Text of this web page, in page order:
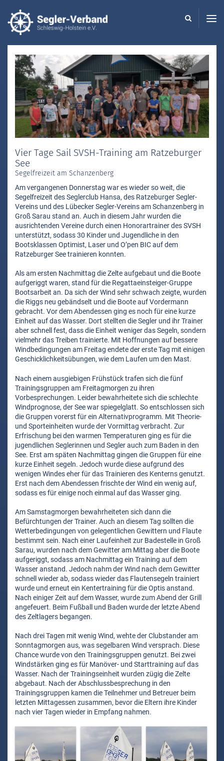
Vier Tage Sail SVSH-Training am Ratzeburger
See
Segelfreizeit am Schanzenberg
Am vergangenen Donnerstag war es wieder so weit, die
Segelfreizeit des Seglerclub Hansa, des Ratzeburger Segler-
Vereins und des Lübecker Segler-Vereins am Schanzenberg in
Groß Sarau stand an. Auch in diesem Jahr wurden die
ausrichtenden Vereine durch einen Honorartrainer des SVSH
unterstützt, sodass 30 Kinder und Jugendliche in den
Bootsklassen Optimist, Laser und O’pen BIC auf dem
Ratzeburger See trainieren konnten.
Als am ersten Nachmittag die Zelte aufgebaut und die Boote
aufgeriggt waren, stand für die Regattaeinsteiger-Gruppe
Bootsarbeit an. Da sich der Wind sehr schwach zeigte, wurden
die Riggs neu gebändselt und die Boote auf Vordermann
gebracht. Vor dem Abendessen ging es noch für eine kurze
Einheit auf das Wasser. Dort stellten die Segler und ihr Trainer
aber schnell fest, dass die Einheit weniger das Segeln, sondern
vielmehr das Treiben trainierte. Mit Hoffnungen auf bessere
Windbedingungen am Freitag endete der erste Tag mit einigen
Geschicklichkeitsübungen, wie dem Laufen um den Mast.
Nach einem ausgiebigen Frühstück trafen sich die fünf
Trainingsgruppen am Freitagmorgen zu ihren
Vorbesprechungen. Leider bewahrheitete sich die schlechte
Windprognose, der See war spiegelglatt. So entschlossen sich
die Gruppen vorerst für ein Alternativprogramm. Mit Theorie-
und Sporteinheiten wurde der Vormittag verbracht. Zur
Erfrischung bei den warmen Temperaturen ging es für die
jugendlichen Seglerinnen und Segler auch zum Baden in den
See. Erst am späten Nachmittag gingen die Gruppen für eine
kurze Einheit segeln. Jedoch wurde diese aufgrund des
wenigen Windes eher für das Trainieren des Kenterns genutzt.
Erst nach dem Abendessen frischte der Wind ein wenig auf,
sodass es für einige noch einmal auf das Wasser ging.
Am Samstagmorgen bewahrheiteten sich dann die
Befürchtungen der Trainer. Auch an diesem Tag sollten die
Wetterbedingungen von gelegentlichen Gewittern und Flaute
bestimmt sein. Nach einer Laufeinheit zur Badestelle in Groß
Sarau, wurden nach dem Gewitter am Mittag aber die Boote
aufgeriggt, sodass am Nachmittag ein Training auf dem
Wasser anstand. Jedoch nahm der Wind nach dem Gewitter
schnell wieder ab, sodass wieder das Flautensegeln trainiert
wurde und erneut ein Kentertraining für die Optis anstand.
Nach einiger Zeit auf dem Wasser, wurde zum Abend der Grill
angefeuert. Beim Fußball und Baden wurde der letzte Abend
des Zeltlagers begangen.
Nach drei Tagen mit wenig Wind, wehte der Clubstander am
Sonntagmorgen aus, was segelbaren Wind versprach. Diese
Chance wurde von den Trainingsgruppen genutzt. Bei zwei
Windstärken ging es für Manöver- und Starttraining auf das
Wasser. Nach der Trainingseinheit wurden zügig die Zelte
abgebaut. Nach der Abschlussbesprechung in den
Trainingsgruppen kamen die Teilnehmer und Betreuer beim
letzten Mittagessen zusammen, bevor die Eltern ihre Kinder
nach vier Tagen wieder in Empfang nahmen.